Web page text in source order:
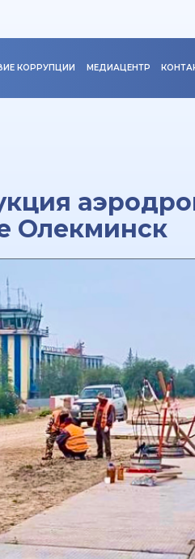
КОРРУПЦИИ МЕДИАЦЕНТР
Олекминск